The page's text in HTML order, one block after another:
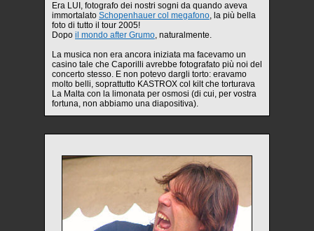
Era LUI, fotografo dei nostri sogni da quando aveva
immortalato Schopenhauer col megafono, la più bella
foto di tutto il tour 2005!
Dopo il mondo after Grumo, naturalmente.
La musica non era ancora iniziata ma facevamo un
casino tale che Caporilli avrebbe fotografato più noi del
concerto stesso. E non potevo dargli torto: eravamo
molto belli, soprattutto KASTROX col kilt che torturava
La Malta con la limonata per osmosi (di cui, per vostra
fortuna, non abbiamo una diapositiva).